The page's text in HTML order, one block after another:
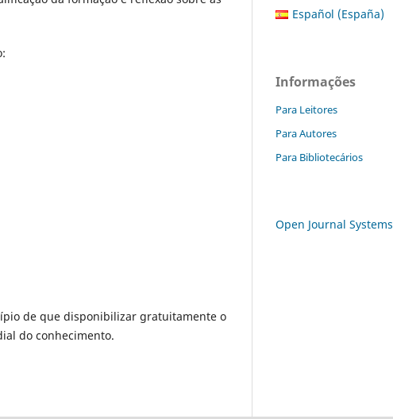
de que disponibilizar gratuitamente o
do conhecimento.
Español (España)
Informações
Para Leitores
Para Autores
Para Bibliotecários
Open Journal Systems